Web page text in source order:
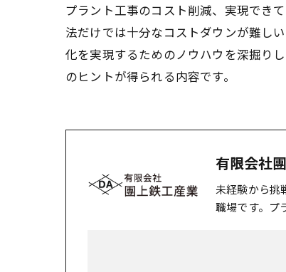
プラント工事のコスト削減、実現でき
法だけでは十分なコストダウンが難し
化を実現するためのノウハウを深掘り
のヒントが得られる内容です。
有限会社
未経験から挑
職場です。プ